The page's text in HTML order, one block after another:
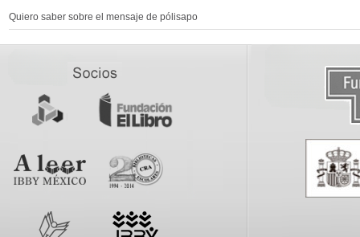
Quiero saber sobre el mensaje de pólisapo